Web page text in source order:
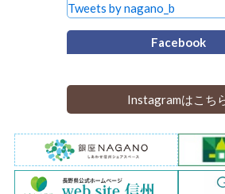
Tweets by nagano_b
Facebook
Instagramはこち